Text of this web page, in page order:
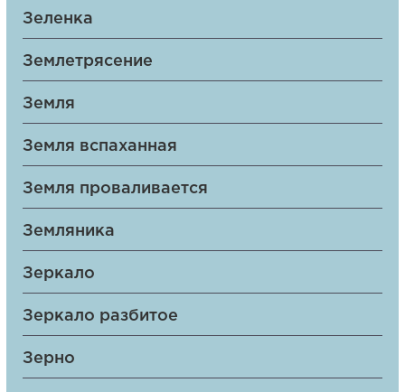
Зеленка
Землетрясение
Земля
Земля вспаханная
Земля проваливается
Земляника
Зеркало
Зеркало разбитое
Зерно